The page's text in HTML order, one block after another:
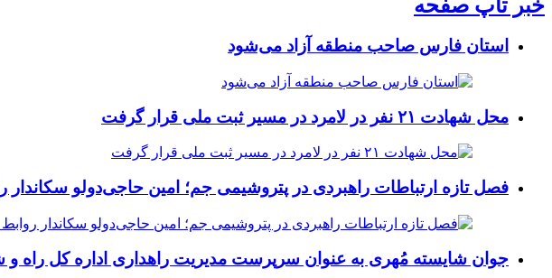
خبر تاپ صفحه
استان فارس صاحب منطقه آزاد می‌شود
محل شهادت ۲۱ نفر در لامرد در مسیر ثبت ملی قرار گرفت
فصل تازه ارتباطات راهبردی در پتروشیمی جم؛ امین حاجی‌دولو
جوان شایسته مُهری به عنوان سرپرست مدیریت راهداری اداره کل راه